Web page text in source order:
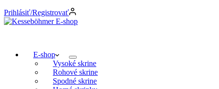
Prihlásiť/Registrovať
E-shop
Vysoké skrine
Rohové skrine
Spodné skrine